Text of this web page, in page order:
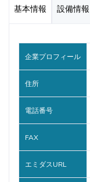
基本情報 設備情報
企業プロフィール
住所
電話番号
FAX
エミダスURL